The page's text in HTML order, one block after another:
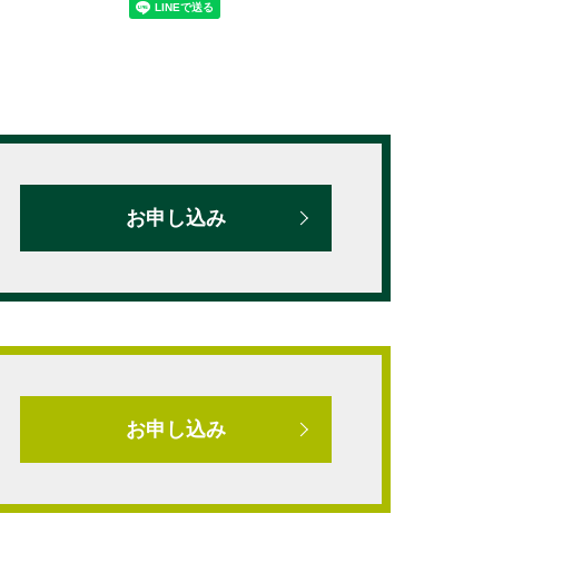
お申し込み
お申し込み